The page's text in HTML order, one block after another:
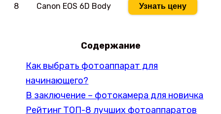
8 Canon EOS 6D Body Узнать цену
Содержание
Как выбрать фотоаппарат для
начинающего?
В заключение – фотокамера для новичка
Рейтинг ТОП-8 лучших фотоаппаратов